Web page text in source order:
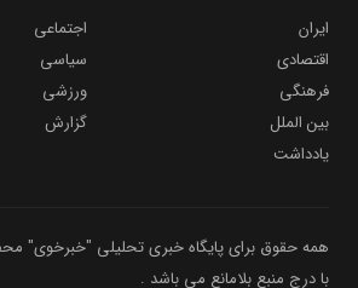
ایران
اجتماعی
اقتصادی
سیاسی
فرهنگی
ورزشی
بین الملل
گزارش
یادداشت
همه حقوق برای پایگاه خبری تحلیلی "خبرخوی"
با درج منبع بلامانع می باشد .